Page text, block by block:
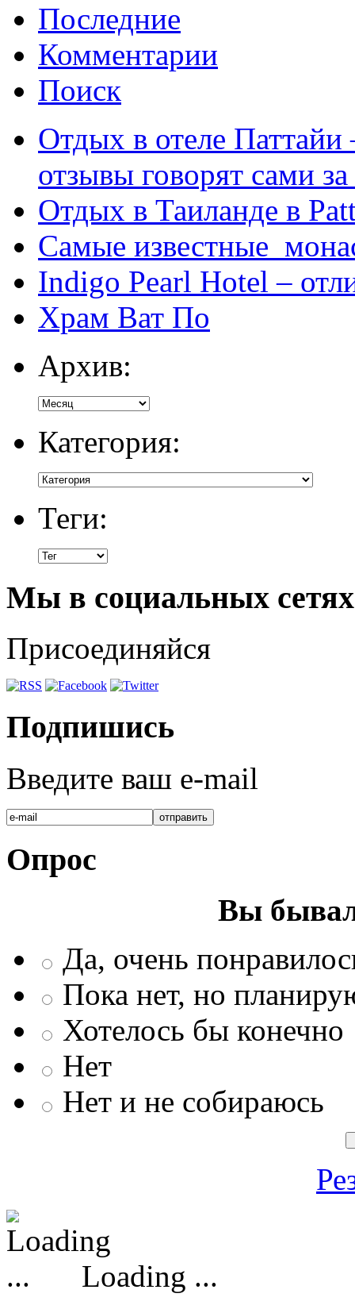
Последние
Комментарии
Поиск
Отдых в отеле
отзывы говорят сами за
Отдых в Таиланде в
Самые известные
Indigo Pearl Hotel –
Храм Ват По
Архив:
Категория:
Теги:
Мы в социальных сетях
Присоединяйся
Подпишись
Введите ваш e-mail
Опрос
Вы
Да, очень
Пока нет, но
Хотелось бы конечно
Нет
Нет и не собираюсь
Loading ...